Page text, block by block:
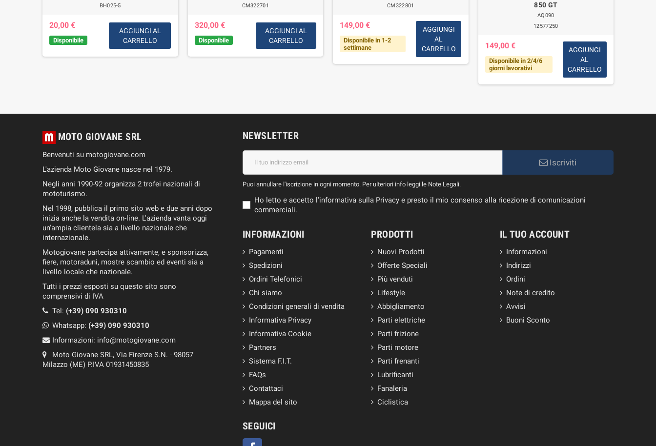
BH025-5
20,00 €
Disponibile
AGGIUNGI AL
CARRELLO
CM322701
320,00 €
Disponibile
AGGIUNGI AL
CARRELLO
CM322801
149,00 €
Disponibile in 1-2
settimane
AGGIUNGI
AL
CARRELLO
850 GT
AQ090
12577250
149,00 €
Disponibile in 2/4/6
giorni lavorativi
AGGIUNGI
AL
CARRELLO
MOTO GIOVANE SRL
Benvenuti su motogiovane.com
L'azienda Moto Giovane nasce nel 1979.
Negli anni 1990-92 organizza 2 trofei nazionali di
mototurismo.
Nel 1998, pubblica il primo sito web e due anni dopo
inizia anche la vendita on-line. L'azienda vanta oggi
un'ampia clientela sia a livello nazionale che
internazionale.
Motogiovane partecipa attivamente, e sponsorizza,
fiere, motoraduni, mostre scambio ed eventi sia a
livello locale che nazionale.
Tutti i prezzi esposti su questo sito sono
comprensivi di IVA
Tel: (+39) 090 930310
Whatsapp: (+39) 090 930310
Informazioni: info@motogiovane.com
Moto Giovane SRL, Via Firenze S.N. - 98057
Milazzo (ME) P.IVA 01931450835
NEWSLETTER
Iscriviti
Puoi annullare l'iscrizione in ogni momento. Per ulteriori info leggi le Note Legali.
Ho letto e accetto l'informativa sulla Privacy e presto il mio consenso alla ricezione di comunicazioni
commerciali.
INFORMAZIONI
Pagamenti
Spedizioni
Ordini Telefonici
Chi siamo
Condizioni generali di vendita
Informativa Privacy
Informativa Cookie
Partners
Sistema F.I.T.
FAQs
Contattaci
Mappa del sito
PRODOTTI
Nuovi Prodotti
Offerte Speciali
Più venduti
Lifestyle
Abbigliamento
Parti elettriche
Parti frizione
Parti motore
Parti frenanti
Lubrificanti
Fanaleria
Ciclistica
IL TUO ACCOUNT
Informazioni
Indirizzi
Ordini
Note di credito
Avvisi
Buoni Sconto
SEGUICI